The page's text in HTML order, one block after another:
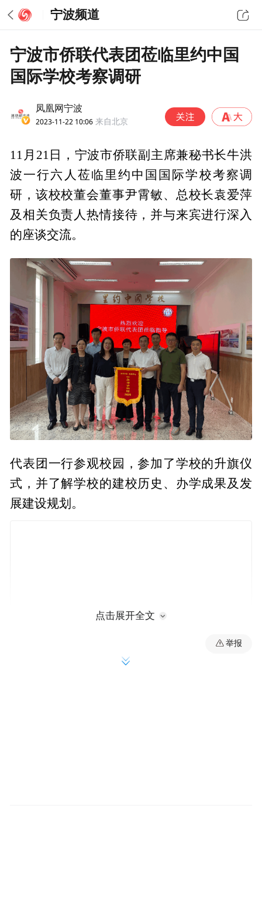
宁波频道
宁波市侨联代表团莅临里约中国
国际学校考察调研
凤凰网宁波
2023-11-22 10:06 来自北京
11月21日，宁波市侨联副主席兼秘书长牛洪
波一行六人莅临里约中国国际学校考察调
研，该校校董会董事尹霄敏、总校长袁爱萍
及相关负责人热情接待，并与来宾进行深入
的座谈交流。
代表团一行参观校园，参加了学校的升旗仪
式，并了解学校的建校历史、办学成果及发
展建设规划。
点击展开全文
举报